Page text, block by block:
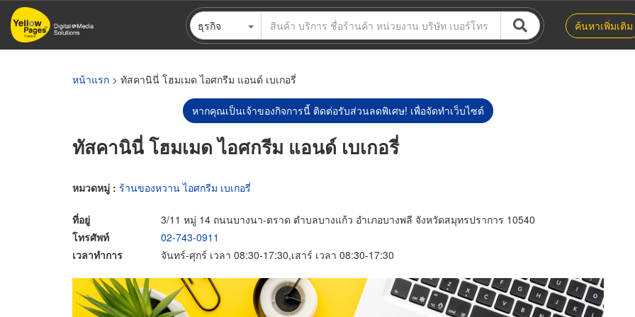
ข้าม
ไป
ธุรกิจ ค้นหาเพิ่มเติม
หน้าแรก > ทัสคานินี่ โฮมเมด ไอศกรีม แอนด์ เบเกอรี่
หากคุณเป็นเจ้าของกิจการนี้ ติดต่อรับส่วนลดพิเศษ! เพื่อจัดทำเว็บไซต์
ทัสคานินี่ โฮมเมด ไอศกรีม แอนด์ เบเกอรี่
หมวดหมู่ : ร้านของหวาน ไอศกรีม เบเกอรี่
ที่อยู่
3/11 หมู่ 14 ถนนบางนา-ตราด ตำบลบางแก้ว อำเภอบางพลี จังหวัดสมุทรปราการ 10540
โทรศัพท์
02-743-0911
เวลาทำการ
จันทร์-ศุกร์ เวลา 08:30-17:30,เสาร์ เวลา 08:30-17:30